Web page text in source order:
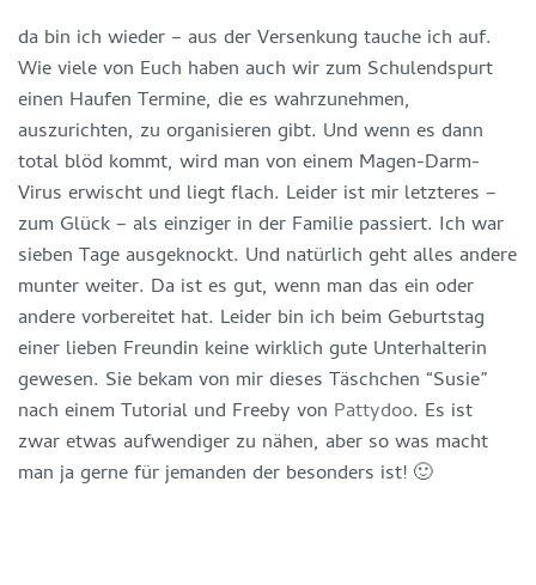
da bin ich wieder – aus der Versenkung tauche ich auf.
Wie viele von Euch haben auch wir zum Schulendspurt
einen Haufen Termine, die es wahrzunehmen,
auszurichten, zu organisieren gibt. Und wenn es dann
total blöd kommt, wird man von einem Magen-Darm-
Virus erwischt und liegt flach. Leider ist mir letzteres –
zum Glück – als einziger in der Familie passiert. Ich war
sieben Tage ausgeknockt. Und natürlich geht alles andere
munter weiter. Da ist es gut, wenn man das ein oder
andere vorbereitet hat. Leider bin ich beim Geburtstag
einer lieben Freundin keine wirklich gute Unterhalterin
gewesen. Sie bekam von mir dieses Täschchen “Susie”
nach einem Tutorial und Freeby von Pattydoo. Es ist
zwar etwas aufwendiger zu nähen, aber so was macht
man ja gerne für jemanden der besonders ist! 🙂